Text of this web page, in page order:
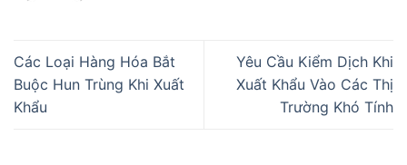
Các Loại Hàng Hóa Bắt
Buộc Hun Trùng Khi Xuất
Khẩu
Yêu Cầu Kiểm Dịch Khi
Xuất Khẩu Vào Các Thị
Trường Khó Tính